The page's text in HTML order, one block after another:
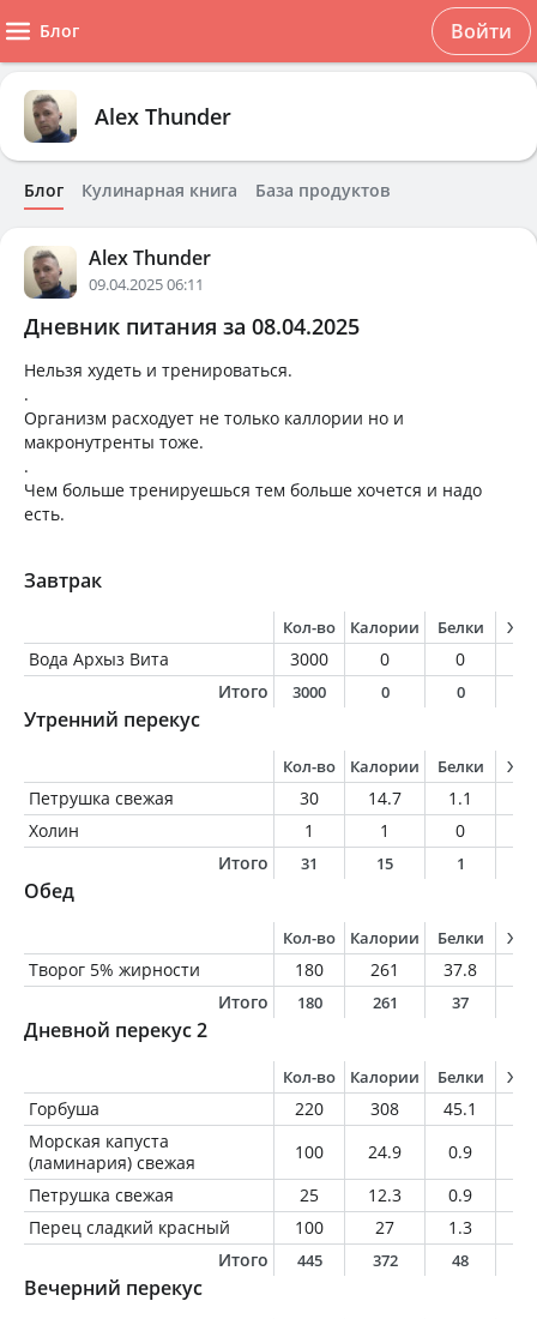
Блог Войти
Alex Thunder
Блог Кулинарная книга База продуктов
Alex Thunder
09.04.2025 06:11
Дневник питания за 08.04.2025
Нельзя худеть и тренироваться.
.
Организм расходует не только каллории но и
макронутренты тоже.
.
Чем больше тренируешься тем больше хочется и надо
есть.
Завтрак
Кол-во Калории Белки
Вода Архыз Вита 3000 0 0
Итого
3000 0 0
Утренний перекус
Кол-во Калории Белки
Петрушка свежая 30 14.7 1.1
Холин
1 1 0
Итого
31 15 1
Обед
Кол-во Калории Белки
Творог 5% жирности 180 261 37.8
Итого
180 261 37
Дневной перекус 2
Кол-во Калории Белки
Горбуша 220 308 45.1
Морская капуста
(ламинария) свежая
100 24.9 0.9
Петрушка свежая
25 12.3 0.9
Перец сладкий красный
100 27 1.3
Итого
445 372 48
Вечерний перекус